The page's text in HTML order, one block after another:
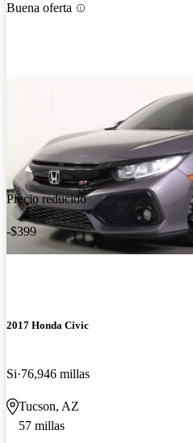
Buena oferta
Precio reducido
-$399
2017 Honda Civic
Si 76,946 millas
Tucson, AZ
57 millas